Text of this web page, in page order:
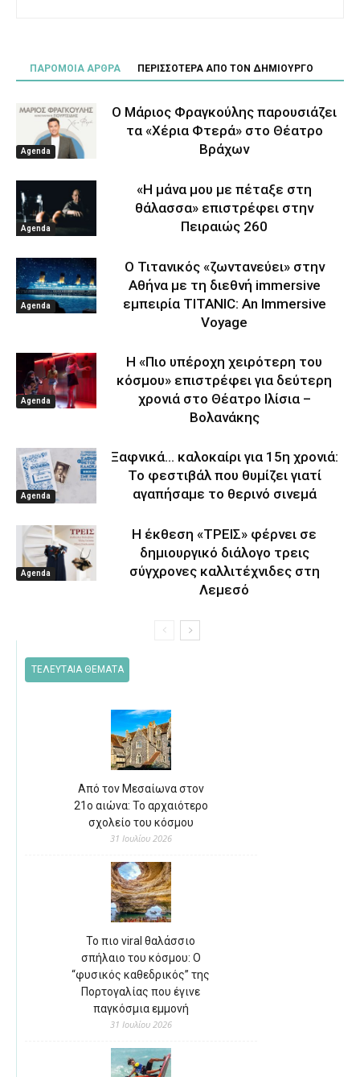
ΠΑΡΟΜΟΙΑ ΑΡΘΡΑ ΠΕΡΙΣΣΟΤΕΡΑ ΑΠΟ ΤΟΝ ΔΗΜΙΟΥΡΓΟ
Agenda
Ο Μάριος Φραγκούλης παρουσιάζει
τα «Χέρια Φτερά» στο Θέατρο
Βράχων
Agenda
«Η μάνα μου με πέταξε στη
θάλασσα» επιστρέφει στην
Πειραιώς 260
Agenda
Ο Τιτανικός «ζωντανεύει» στην
Αθήνα με τη διεθνή immersive
εμπειρία TITANIC: An Immersive
Voyage
Agenda
Η «Πιο υπέροχη χειρότερη του
κόσμου» επιστρέφει για δεύτερη
χρονιά στο Θέατρο Ιλίσια –
Βολανάκης
Agenda
Ξαφνικά… καλοκαίρι για 15η χρονιά:
Το φεστιβάλ που θυμίζει γιατί
αγαπήσαμε το θερινό σινεμά
Agenda
Η έκθεση «ΤΡΕΙΣ» φέρνει σε
δημιουργικό διάλογο τρεις
σύγχρονες καλλιτέχνιδες στη
Λεμεσό
ΤΕΛΕΥΤΑΙΑ ΘΕΜΑΤΑ
Από τον Μεσαίωνα στον
21ο αιώνα: Το αρχαιότερο
σχολείο του κόσμου
31 Ιουλίου 2026
Το πιο viral θαλάσσιο
σπήλαιο του κόσμου: Ο
“φυσικός καθεδρικός” της
Πορτογαλίας που έγινε
παγκόσμια εμμονή
31 Ιουλίου 2026